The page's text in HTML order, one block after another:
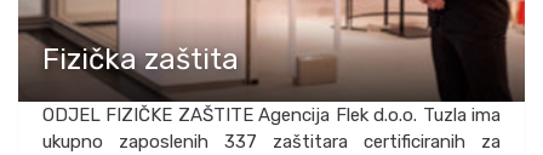
Fizička zaštita
ODJEL FIZIČKE ZAŠTITE Agencija Flek d.o.o. Tuzla ima
ukupno zaposlenih 337 zaštitara certificiranih za